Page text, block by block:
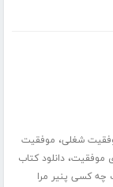
شغلی، موفقیت
موفقیت،دانلود کتاب
چه کسی پنیر مرا